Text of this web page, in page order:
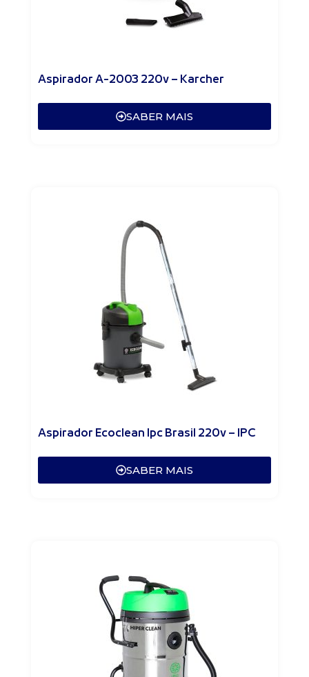
Aspirador A-2003 220v – Karcher
SABER MAIS
Aspirador Ecoclean Ipc Brasil 220v – IPC
SABER MAIS